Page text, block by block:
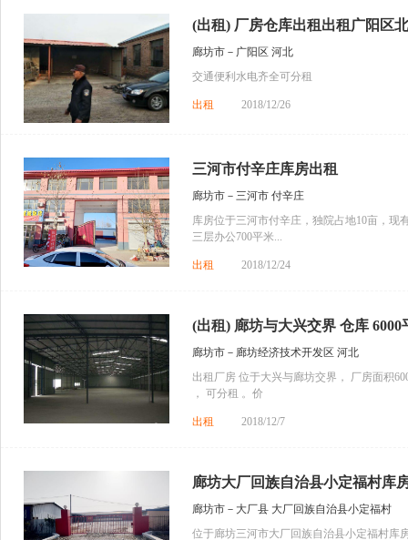
(出租) 厂房仓库出租出租广阳区
廊坊市－广阳区 河北
​交通便利水电齐全可分租
出租 2018/12/26
三河市付辛庄库房出租
廊坊市－三河市 付辛庄
库房位于三河市付辛庄，独院占地10亩，现
三层办公700平米...
出租 2018/12/24
(出租) 廊坊与大兴交界 仓库 6000
廊坊市－廊坊经济技术开发区 河北
出租厂房 位于大兴与廊坊交界， 厂房面积
， 可分租 。价
出租 2018/12/7
廊坊大厂回族自治县小定福村库
廊坊市－大厂县 大厂回族自治县小定福村
位于廊坊三河市大厂回族自治县小定福村库